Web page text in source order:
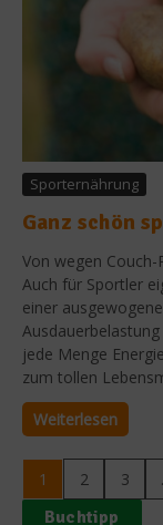
Sporternährung
Ganz schön
Von wegen
Auch für Sportler
einer
jede Menge
zum tollen
Weiterlesen
1 2 3
Buchtipp